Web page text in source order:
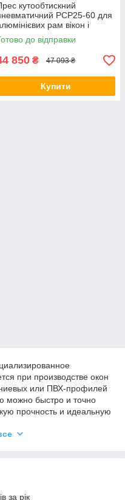
кутообтискний
PCP25-60 для
рам вікон і
до відправки
850 ₴ 47 093 ₴
Купити
при производстве окон
или ПВХ-профилей
быстро и точно
прочность и идеальную
принцип работы: в углы
зазоров и перекосов.
вид изделия.
за рік